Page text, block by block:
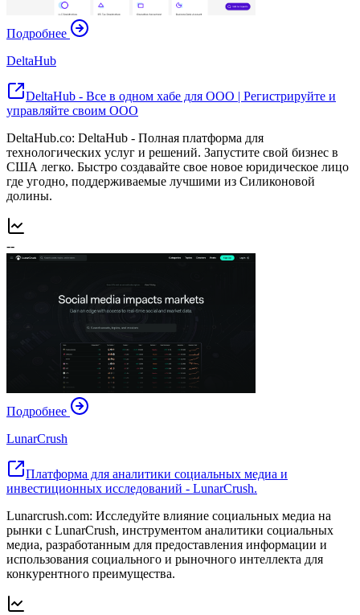
Подробнее
DeltaHub
DeltaHub - Все в одном хабе для ООО | Регистрируйте и
управляйте своим ООО
DeltaHub.co: DeltaHub - Полная платформа для
технологических услуг и решений. Запустите свой бизнес в
США легко. Быстро создавайте свое новое юридическое лицо
где угодно, поддерживаемые лучшими из Силиконовой
долины.
--
Подробнее
LunarCrush
Платформа для аналитики социальных медиа и
инвестиционных исследований - LunarCrush.
Lunarcrush.com: Исследуйте влияние социальных медиа на
рынки с LunarCrush, инструментом аналитики социальных
медиа, разработанным для предоставления информации и
использования социального и рыночного интеллекта для
конкурентного преимущества.